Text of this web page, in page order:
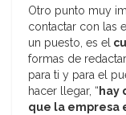
Otro punto muy
contactar con las
un puesto, es el
formas de
para ti y para el
hacer llegar, “ hay
que la empresa